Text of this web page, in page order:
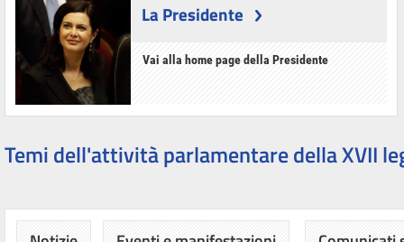
La Presidente
Vai alla home page della Presidente
Temi dell'attività parlamentare della XVII